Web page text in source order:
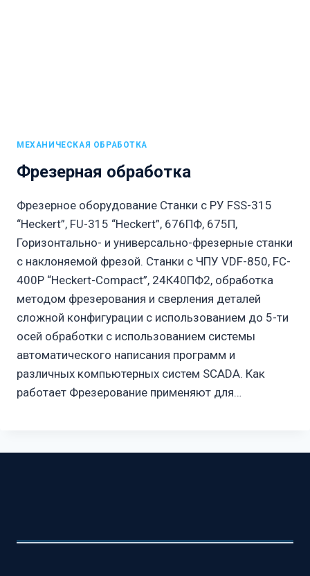
МЕХАНИЧЕСКАЯ ОБРАБОТКА
Фрезерная обработка
Фрезерное оборудование Станки с РУ FSS-315
“Heckert”, FU-315 “Heckert”, 676ПФ, 675П,
Горизонтально- и универсально-фрезерные станки
с наклоняемой фрезой. Станки с ЧПУ VDF-850, FC-
400P “Heckert-Compact”, 24К40ПФ2, обработка
методом фрезерования и сверления деталей
сложной конфигурации с использованием до 5-ти
осей обработки с использованием системы
автоматического написания программ и
различных компьютерных систем SCADA. Как
работает Фрезерование применяют для…